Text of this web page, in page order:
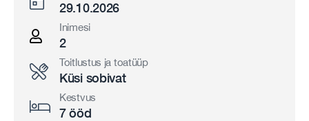
29.10.2026
Inimesi
2
Toitlustus ja toatüüp
Küsi sobivat
Kestvus
7 ööd